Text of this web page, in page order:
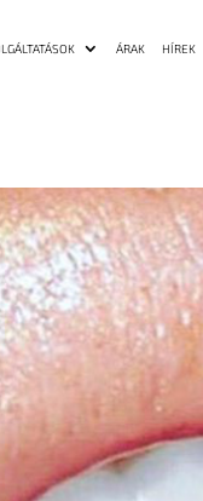
ÁRAK HÍREK